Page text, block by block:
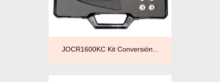
JOCR1600KC Kit Conversión...